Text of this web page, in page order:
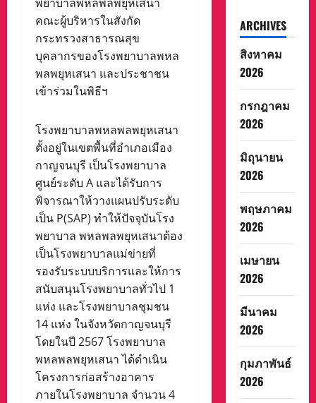
คณะผู้บริหารในสังกัด
กระทรวงสาธารณสุข
บุคลากรของโรงพยาบาลพหล
พลพยุหเสนา และประชาชน
เข้าร่วมในพิธีฯ
โรงพยาบาลพหลพลพยุหเสนา
ตั้งอยู่ในเขตพื้นที่อําเภอเมือง
กาญจนบุรี เป็นโรงพยาบาล
ศูนย์ระดับ A และได้รับการ
พิจารณาให้วางแผนปรับระดับ
เป็น P(SAP) ทําให้ปัจจุบันโรง
พยาบาล พหลพลพยุหเสนาต้อง
เป็นโรงพยาบาลแม่ข่ายที่
รองรับระบบบริการและให้การ
สนับสนุนโรงพยาบาลทั่วไป 1
แห่ง และโรงพยาบาลชุมชน
14 แห่ง ในจังหวัดกาญจนบุรี
โดยในปี 2567 โรงพยาบาล
พหลพลพยุหเสนา ได้ดําเนิน
โครงการก่อสร้างอาคาร
ภายในโรงพยาบาล จํานวน 4
ARCHIVES
สิงหาคม
2026
กรกฎาคม
2026
มิถุนายน
2026
พฤษภาคม
2026
เมษายน
2026
มีนาคม
2026
กุมภาพันธ์
2026